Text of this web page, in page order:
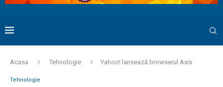
Acasa Tehnologie Yahoo! lansează browserul Axis
Tehnologie